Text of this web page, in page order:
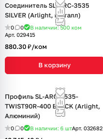
Соединитель SL-ARC-3535
SILVER (Arlight, Металл)
0 0 В наличии: 500 ком
Арт. 029415
880.30 ₽/ком
В корзину
Профиль SL-ARC-3535-
TWIST90R-400 BLACK (Arlight,
Алюминий)
0 0 В наличии: 6 штАрт. 032682